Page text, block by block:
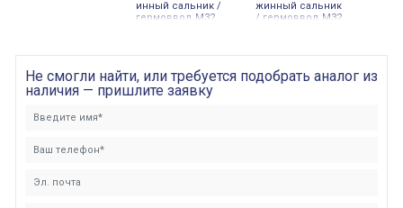
инный сальник /
гермоввод М32.
жинный сальник
/ гермоввод М32.
Не смогли найти, или требуется подобрать аналог из
наличия — пришлите заявку